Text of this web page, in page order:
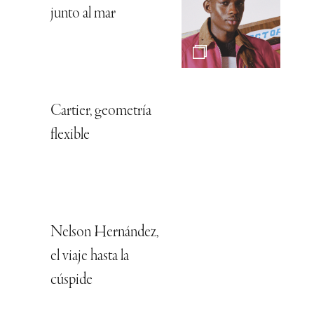
junto al mar
Cartier, geometría
flexible
Nelson Hernández,
el viaje hasta la
cúspide